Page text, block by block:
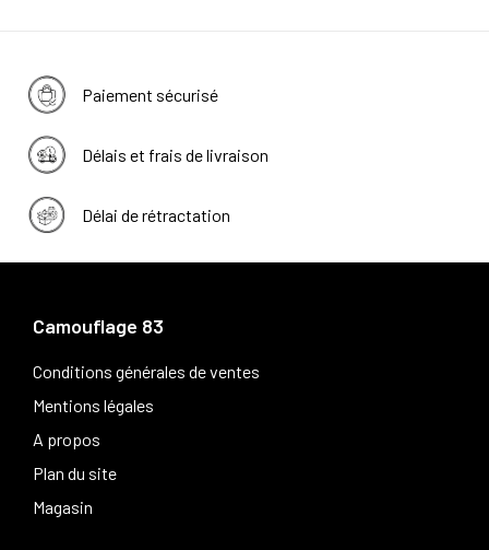
Paiement sécurisé
Délais et frais de livraison
Délai de rétractation
Camouflage 83
Conditions générales de ventes
Mentions légales
A propos
Plan du site
Magasin